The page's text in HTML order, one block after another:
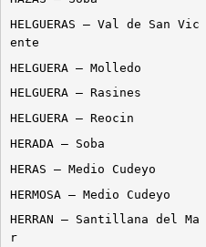
HELGUERAS – Val de San Vic
ente
HELGUERA – Molledo
HELGUERA – Rasines
HELGUERA – Reocin
HERADA – Soba
HERAS – Medio Cudeyo
HERMOSA – Medio Cudeyo
HERRAN – Santillana del Ma
r